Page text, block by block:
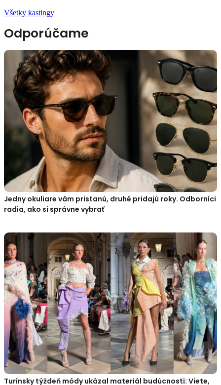
Všetky kastingy
Odporúčame
Jedny okuliare vám pristanú, druhé pridajú roky. Odborníci
radia, ako si správne vybrať
Turínsky týždeň módy ukázal materiál budúcnosti: Viete,